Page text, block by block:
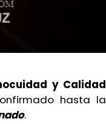
y Calidad
hasta la
.